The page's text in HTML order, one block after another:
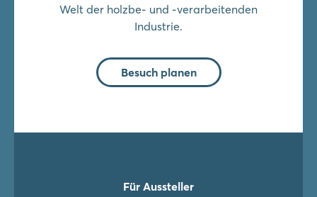
Welt der holzbe- und -verarbeitenden
Industrie.
Besuch planen
Für Aussteller